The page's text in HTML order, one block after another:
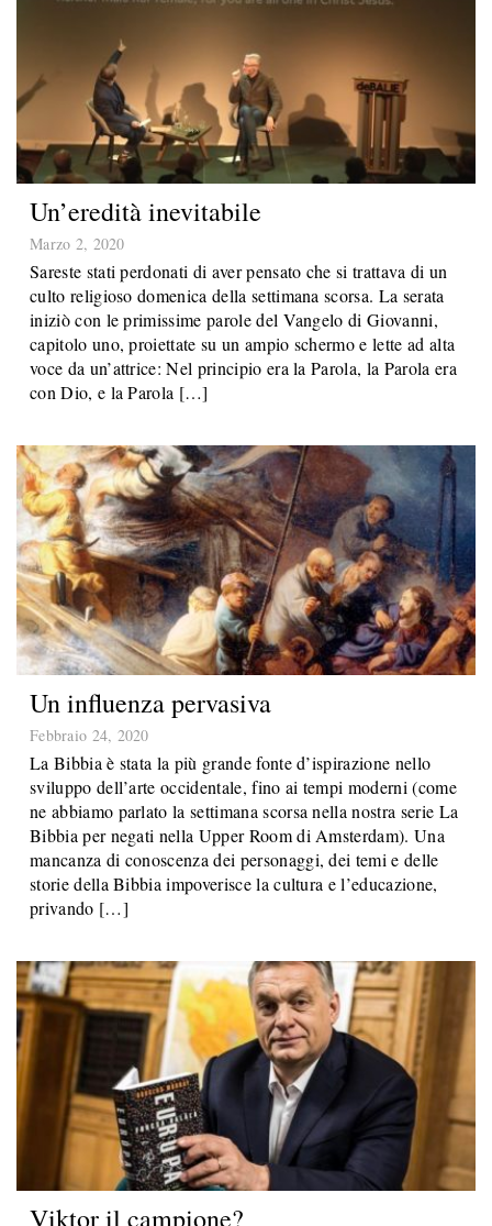
Un’eredità inevitabile
Marzo 2, 2020
Sareste stati perdonati di aver pensato che si trattava di un
culto religioso domenica della settimana scorsa. La serata
iniziò con le primissime parole del Vangelo di Giovanni,
capitolo uno, proiettate su un ampio schermo e lette ad alta
voce da un’attrice: Nel principio era la Parola, la Parola era
con Dio, e la Parola […]
Un influenza pervasiva
Febbraio 24, 2020
La Bibbia è stata la più grande fonte d’ispirazione nello
sviluppo dell’arte occidentale, fino ai tempi moderni (come
ne abbiamo parlato la settimana scorsa nella nostra serie La
Bibbia per negati nella Upper Room di Amsterdam). Una
mancanza di conoscenza dei personaggi, dei temi e delle
storie della Bibbia impoverisce la cultura e l’educazione,
privando […]
Viktor il campione?